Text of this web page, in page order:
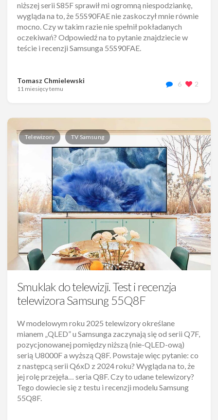
niższej serii S85F sprawił mi ogromną niespodziankę,
wygląda na to, że 55S90FAE nie zaskoczył mnie równie
mocno. Czy w takim razie nie spełnił pokładanych
oczekiwań? Odpowiedź na to pytanie znajdziecie w
teście i recenzji Samsunga 55S90FAE.
Tomasz Chmielewski
11 miesięcy temu
6 2
Telewizory TV Samsung
Smuklak do telewizji. Test i recenzja
telewizora Samsung 55Q8F
W modelowym roku 2025 telewizory określane
mianem „QLED” u Samsunga zaczynają się od serii Q7F,
pozycjonowanej pomiędzy niższą (nie-QLED-ową)
serią U8000F a wyższą Q8F. Powstaje więc pytanie: co
z następcą serii Q6xD z 2024 roku? Wygląda na to, że
jej rolę przejęła… seria Q8F. Czy to udane telewizory?
Tego dowiecie się z testu i recenzji modelu Samsung
55Q8F.